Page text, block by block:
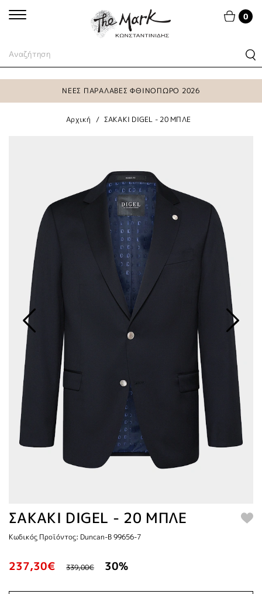
0
ΝΕΕΣ ΠΑΡΑΛΑΒΕΣ ΦΘΙΝΟΠΩΡΟ 2026
Αρχική ΣΑΚΑΚΙ DIGEL - 20 ΜΠΛΕ
ΣΑΚΑΚΙ DIGEL - 20 ΜΠΛΕ
Κωδικός Προϊόντος: Duncan-B 99656-7
237,30€ 339,00€ 30%